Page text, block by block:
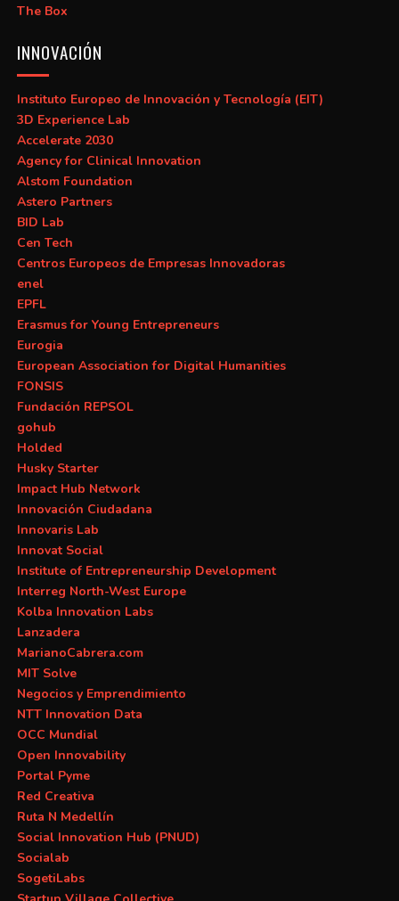
The Box
INNOVACIÓN
Instituto Europeo de Innovación y Tecnología (EIT)
3D Experience Lab
Accelerate 2030
Agency for Clinical Innovation
Alstom Foundation
Astero Partners
BID Lab
Cen Tech
Centros Europeos de Empresas Innovadoras
enel
EPFL
Erasmus for Young Entrepreneurs
Eurogia
European Association for Digital Humanities
FONSIS
Fundación REPSOL
gohub
Holded
Husky Starter
Impact Hub Network
Innovación Ciudadana
Innovaris Lab
Innovat Social
Institute of Entrepreneurship Development
Interreg North-West Europe
Kolba Innovation Labs
Lanzadera
MarianoCabrera.com
MIT Solve
Negocios y Emprendimiento
NTT Innovation Data
OCC Mundial
Open Innovability
Portal Pyme
Red Creativa
Ruta N Medellín
Social Innovation Hub (PNUD)
Socialab
SogetiLabs